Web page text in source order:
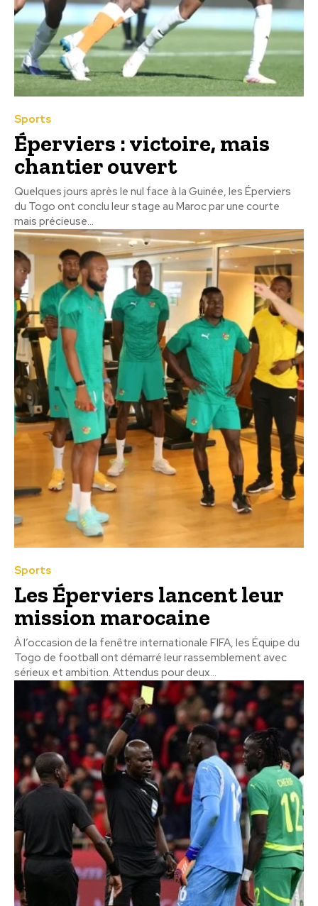
Sports
Éperviers : victoire, mais
chantier ouvert
Quelques jours après le nul face à la Guinée, les Éperviers
du Togo ont conclu leur stage au Maroc par une courte
mais précieuse...
Sports
Les Éperviers lancent leur
mission marocaine
À l’occasion de la fenêtre internationale FIFA, les Équipe du
Togo de football ont démarré leur rassemblement avec
sérieux et ambition. Attendus pour deux...